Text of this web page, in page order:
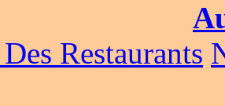
Restaurants